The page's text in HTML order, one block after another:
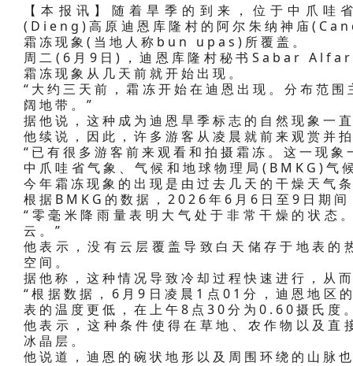
【本报讯】随着旱季的到来，位于中爪
(Dieng)高原迪恩库隆村的阿尔朱纳神庙
霜冻现象(当地人称bun upas)所覆盖。
周二(6月9日)，迪恩库隆村秘书Sabar
霜冻现象从几天前就开始出现。
“大约三天前，霜冻开始在迪恩出现。分布范
阔地带。”
据他说，这种成为迪恩旱季标志的自然现象一
他续说，因此，许多游客从凌晨就前来观赏并
“已有很多游客前来观看和拍摄霜冻。这一现
中爪哇省气象、气候和地球物理局(BMKG)
今年霜冻现象的出现是由过去几天的干燥天气
根据BMKG的数据，2026年6月6日至9日期
“零毫米降雨量表明大气处于非常干燥的状态
云。”
他表示，没有云层覆盖导致白天储存于地表
空间。
据他称，这种情况导致冷却过程快速进行，从
“根据数据，6月9日凌晨1点01分，迪恩地区
表的温度更低，在上午8点30分为0.60摄氏度
他表示，这种条件使得在草地、农作物以及
冰晶层。
他说道，迪恩的碗状地形以及周围环绕的山脉